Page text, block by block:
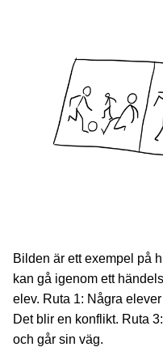
Bilden är ett exempel på
kan gå igenom ett
elev. Ruta 1: Några
Det blir en konflikt. Ruta
och går sin väg.